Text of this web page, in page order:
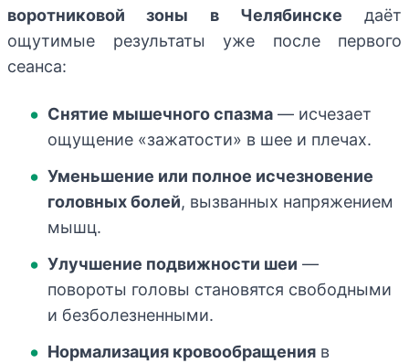
воротниковой зоны в Челябинске даёт
ощутимые результаты уже после первого
сеанса:
Снятие мышечного спазма — исчезает
ощущение «зажатости» в шее и плечах.
Уменьшение или полное исчезновение
головных болей, вызванных напряжением
мышц.
Улучшение подвижности шеи —
повороты головы становятся свободными
и безболезненными.
Нормализация кровообращения в